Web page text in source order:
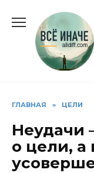
содержанию
ГЛАВНАЯ » ЦЕЛИ
Неудачи
о цели, а